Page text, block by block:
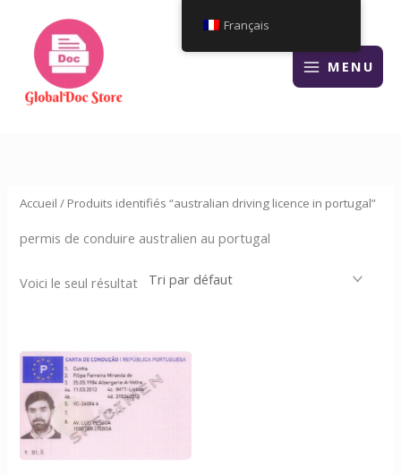
contenu
MENU
Accueil / Produits identifiés “australian driving licence in portugal”
permis de conduire australien au portugal
Voici le seul résultat
Français